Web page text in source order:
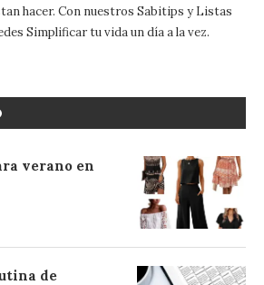
hacer. Con nuestros Sabitips y Listas
Simplificar tu vida un día a la vez.
verano en
de